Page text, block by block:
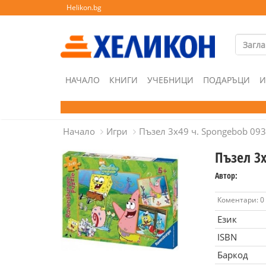
Helikon.bg
НАЧАЛО КНИГИ УЧЕБНИЦИ ПОДАРЪЦИ
Начало Игри Пъзел 3х49 ч. Spongebob
Пъзел
Автор:
Коментари: 0
Език
ISBN
Баркод